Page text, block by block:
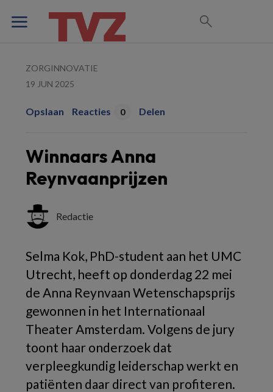
ZORGINNOVATIE
19 JUN 2025
Opslaan Reacties 0 Delen
Winnaars Anna
Reynvaanprijzen
Redactie
Selma Kok, PhD-student aan het UMC
Utrecht, heeft op donderdag 22 mei
de Anna Reynvaan Wetenschapsprijs
gewonnen in het Internationaal
Theater Amsterdam. Volgens de jury
toont haar onderzoek dat
verpleegkundig leiderschap werkt en
patiënten daar direct van profiteren.